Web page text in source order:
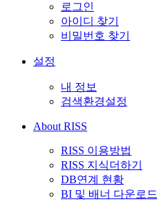
로그인
아이디 찾기
비밀번호 찾기
설정
내 정보
검색환경설정
About RISS
RISS 이용방법
RISS 지식더하기
DB연계 현황
BI 및 배너 다운로드